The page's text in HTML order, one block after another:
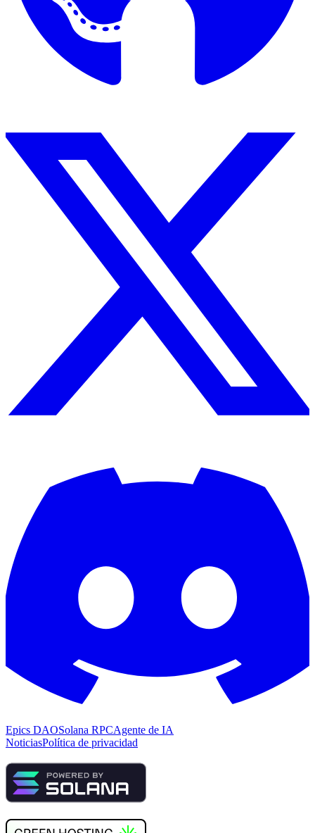
Epics DAOSolana RPCAgente de IA
NoticiasPolítica de privacidad